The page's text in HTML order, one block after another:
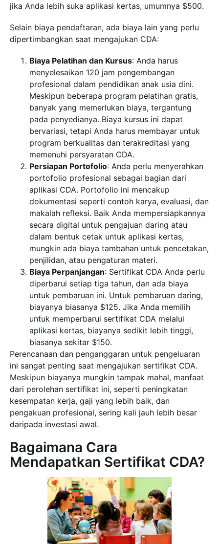
jika Anda lebih suka aplikasi kertas, umumnya $500.
Selain biaya pendaftaran, ada biaya lain yang perlu
dipertimbangkan saat mengajukan CDA:
Biaya Pelatihan dan Kursus: Anda harus
menyelesaikan 120 jam pengembangan
profesional dalam pendidikan anak usia dini.
Meskipun beberapa program pelatihan gratis,
banyak yang memerlukan biaya, tergantung
pada penyedianya. Biaya kursus ini dapat
bervariasi, tetapi Anda harus membayar untuk
program berkualitas dan terakreditasi yang
memenuhi persyaratan CDA.
Persiapan Portofolio: Anda perlu menyerahkan
portofolio profesional sebagai bagian dari
aplikasi CDA. Portofolio ini mencakup
dokumentasi seperti contoh karya, evaluasi, dan
makalah refleksi. Baik Anda mempersiapkannya
secara digital untuk pengajuan daring atau
dalam bentuk cetak untuk aplikasi kertas,
mungkin ada biaya tambahan untuk pencetakan,
penjilidan, atau pengaturan materi.
Biaya Perpanjangan: Sertifikat CDA Anda perlu
diperbarui setiap tiga tahun, dan ada biaya
untuk pembaruan ini. Untuk pembaruan daring,
biayanya biasanya $125. Jika Anda memilih
untuk memperbarui sertifikat CDA melalui
aplikasi kertas, biayanya sedikit lebih tinggi,
biasanya sekitar $150.
Perencanaan dan penganggaran untuk pengeluaran
ini sangat penting saat mengajukan sertifikat CDA.
Meskipun biayanya mungkin tampak mahal, manfaat
dari perolehan sertifikat ini, seperti peningkatan
kesempatan kerja, gaji yang lebih baik, dan
pengakuan profesional, sering kali jauh lebih besar
daripada investasi awal.
Bagaimana Cara
Mendapatkan Sertifikat CDA?